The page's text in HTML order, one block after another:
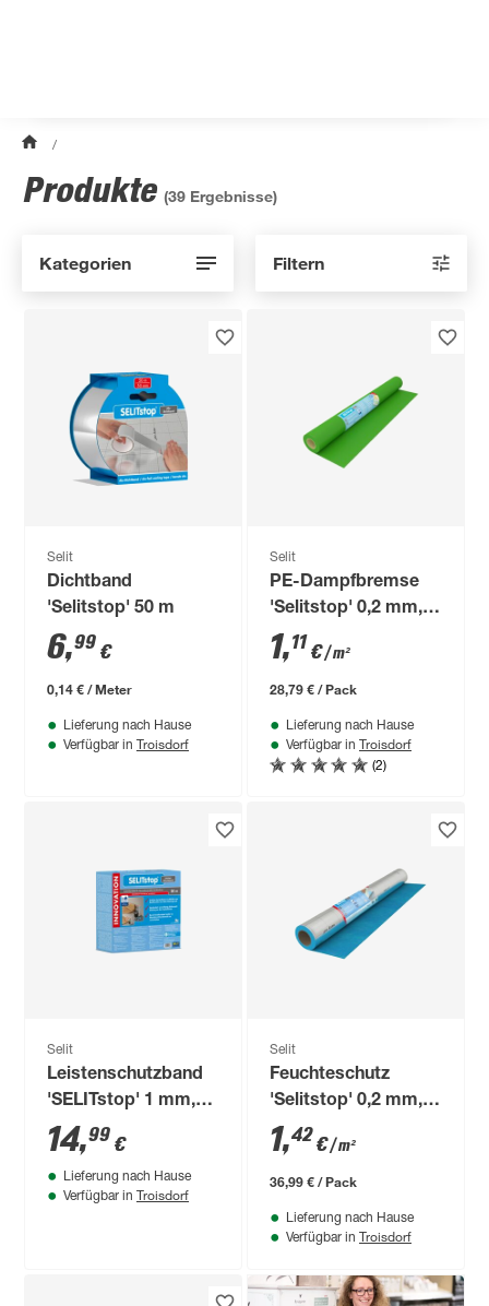
/
Produkte (39 Ergebnisse)
Kategorien Filtern
Selit
Dichtband
'Selitstop' 50 m
6,99 €
0,14 € / Meter
Lieferung nach Hause
Verfügbar in Troisdorf
Selit
PE-Dampfbremse
'Selitstop' 0,2 mm, 2
x 13 m, 26 m²
1,11€/ m²
28,79 € / Pack
Lieferung nach Hause
Verfügbar in Troisdorf
(2)
Selit
Leistenschutzband
'SELITstop' 1 mm,
7,5 cm x 20 m
14,99 €
Lieferung nach Hause
Verfügbar in Troisdorf
Selit
Feuchteschutz
'Selitstop' 0,2 mm, 1
x 26 m, 26 m²
1,42€/ m²
36,99 € / Pack
Lieferung nach Hause
Verfügbar in Troisdorf